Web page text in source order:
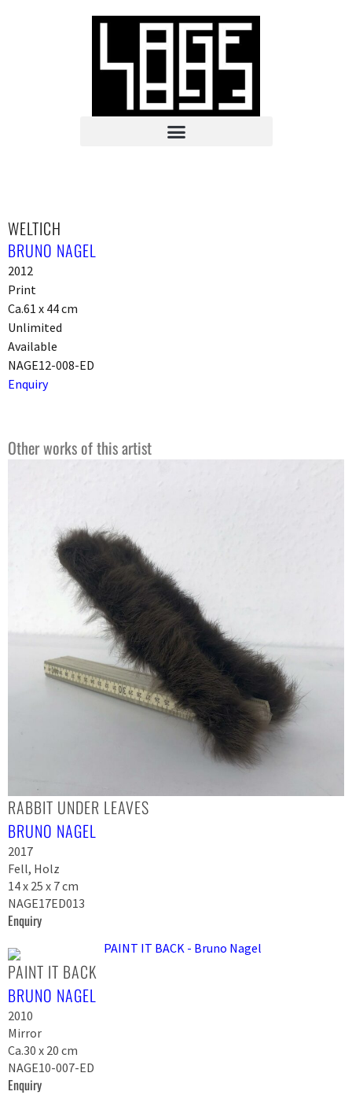
WELTICH
BRUNO NAGEL
2012
Print
Ca.61 x 44 cm
Unlimited
Available
NAGE12-008-ED
Enquiry
Other works of this artist
RABBIT UNDER LEAVES
BRUNO NAGEL
2017
Fell, Holz
14 x 25 x 7 cm
NAGE17ED013
Enquiry
PAINT IT BACK
BRUNO NAGEL
2010
Mirror
Ca.30 x 20 cm
NAGE10-007-ED
Enquiry